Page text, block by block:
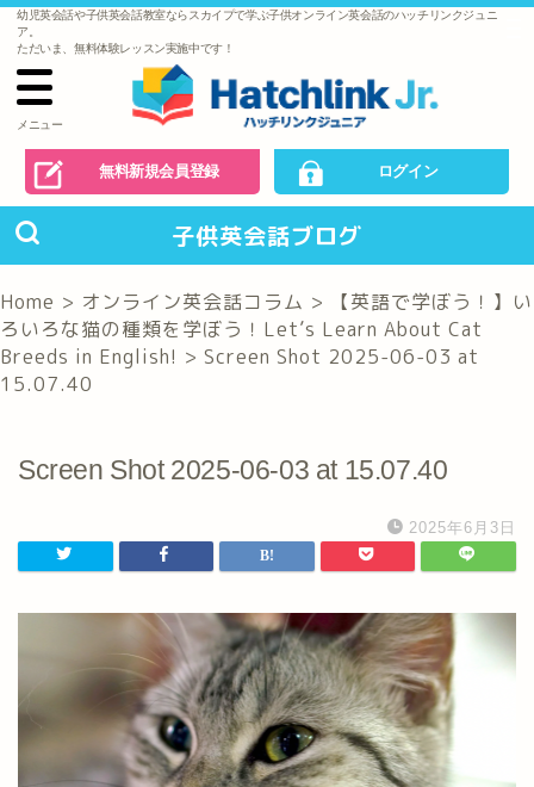
幼児英会話や子供英会話教室ならスカイプで学ぶ子供オンライン英会話のハッチリンクジュニ
ア。
ただいま、無料体験レッスン実施中です！
メニュー
無料新規会員登録 ログイン
子供英会話ブログ
Home > オンライン英会話コラム >
【英語で学ぼう！】い
ろいろな猫の種類を学ぼう！Let’s Learn About Cat
Breeds in English! > Screen Shot 2025-06-03 at
15.07.40
Screen Shot 2025-06-03 at 15.07.40
2025年6月3日